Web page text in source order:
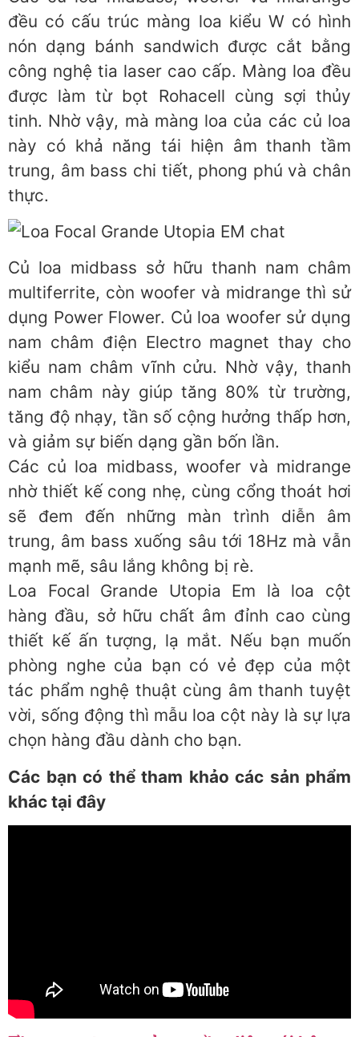
đều có cấu trúc màng loa kiểu W có hình
nón dạng bánh sandwich được cắt bằng
công nghệ tia laser cao cấp. Màng loa đều
được làm từ bọt Rohacell cùng sợi thủy
tinh. Nhờ vậy, mà màng loa của các củ loa
này có khả năng tái hiện âm thanh tầm
trung, âm bass chi tiết, phong phú và chân
thực.
Củ loa midbass sở hữu thanh nam châm
multiferrite, còn woofer và midrange thì sử
dụng Power Flower. Củ loa woofer sử dụng
nam châm điện Electro magnet thay cho
kiểu nam châm vĩnh cửu. Nhờ vậy, thanh
nam châm này giúp tăng 80% từ trường,
tăng độ nhạy, tần số cộng hưởng thấp hơn,
và giảm sự biến dạng gần bốn lần.
Các củ loa midbass, woofer và midrange
nhờ thiết kế cong nhẹ, cùng cổng thoát hơi
sẽ đem đến những màn trình diễn âm
trung, âm bass xuống sâu tới 18Hz mà vẫn
mạnh mẽ, sâu lắng không bị rè.
Loa Focal Grande Utopia Em là loa cột
hàng đầu, sở hữu chất âm đỉnh cao cùng
thiết kế ấn tượng, lạ mắt. Nếu bạn muốn
phòng nghe của bạn có vẻ đẹp của một
tác phẩm nghệ thuật cùng âm thanh tuyệt
vời, sống động thì mẫu loa cột này là sự lựa
chọn hàng đầu dành cho bạn.
Các bạn có thể tham khảo các sản phẩm
khác tại đây